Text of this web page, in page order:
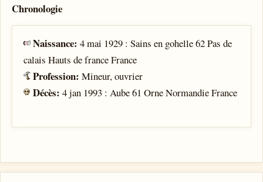
Chronologie
Naissance:4 mai 1929 : Sains en gohelle 62 Pas de
calais Hauts de france France
Profession:Mineur, ouvrier
Décès:4 jan 1993 : Aube 61 Orne Normandie France